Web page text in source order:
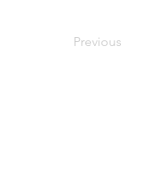
Previous